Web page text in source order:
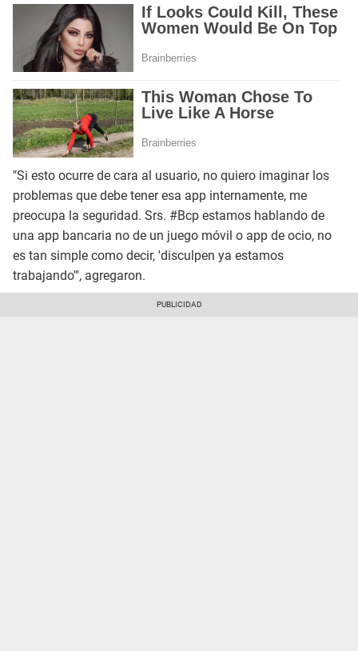
"Si esto ocurre de cara al usuario, no quiero imaginar los
problemas que debe tener esa app internamente, me
preocupa la seguridad. Srs. #Bcp estamos hablando de
una app bancaria no de un juego móvil o app de ocio, no
es tan simple como decir, 'disculpen ya estamos
trabajando'", agregaron.